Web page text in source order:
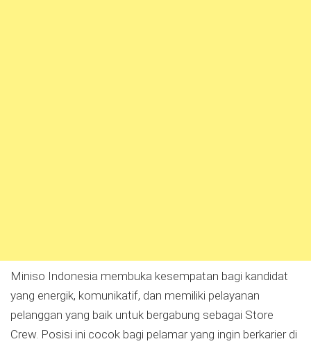
Miniso Indonesia membuka kesempatan bagi kandidat
yang energik, komunikatif, dan memiliki pelayanan
pelanggan yang baik untuk bergabung sebagai Store
Crew. Posisi ini cocok bagi pelamar yang ingin berkarier di